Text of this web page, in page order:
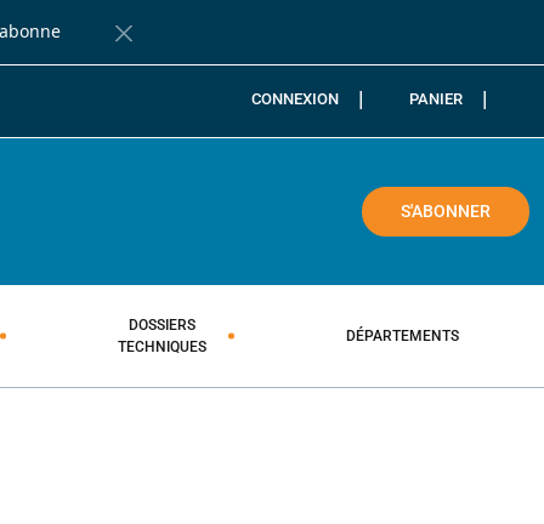
Fermer la barre de notification
CONNEXION PANIER
S'ABONNER
DOSSIERS
TECHNIQUES
DÉPARTEMENTS